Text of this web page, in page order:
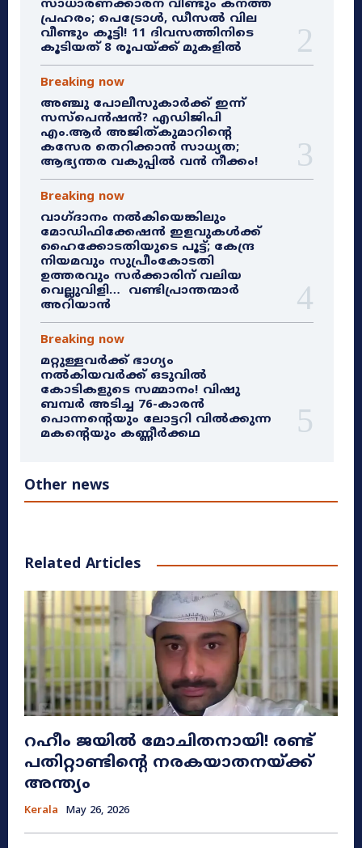
സാധാരണക്കാരന് വീണ്ടും കനത്ത
പ്രഹരം; പെട്രോൾ, ഡീസൽ വില
വീണ്ടും കൂട്ടി! 11 ദിവസത്തിനിടെ
കൂടിയത് 8 രൂപയ്ക്ക് മുകളിൽ
Breaking now
അഞ്ചു പോലീസുകാർക്ക് ഇന്ന്
സസ്‌പെൻഷൻ? എഡിജിപി
എം.ആർ അജിത്കുമാറിൻ്റെ
കസേര തെറിക്കാൻ സാധ്യത;
ആഭ്യന്തര വകുപ്പിൽ വൻ നീക്കം!
Breaking now
വാഗ്ദാനം നൽകിയെങ്കിലും
മോഡിഫിക്കേഷൻ ഇളവുകൾക്ക്
ഹൈക്കോടതിയുടെ പൂട്ട്; കേന്ദ്ര
നിയമവും സുപ്രീംകോടതി
ഉത്തരവും സർക്കാരിന് വലിയ
വെല്ലുവിളി… വണ്ടിപ്രാന്തന്മാർ
അറിയാൻ
Breaking now
മറ്റുള്ളവർക്ക് ഭാഗ്യം
നൽകിയവർക്ക് ഒടുവിൽ
കോടികളുടെ സമ്മാനം! വിഷു
ബമ്പർ അടിച്ച 76-കാരൻ
പൊന്നന്റെയും ലോട്ടറി വിൽക്കുന്ന
മകന്റെയും കണ്ണീർക്കഥ
Other news
Related Articles
റഹീം ജയിൽ മോചിതനായി! രണ്ട്
പതിറ്റാണ്ടിന്റെ നരകയാതനയ്ക്ക്
അന്ത്യം
Kerala May 26, 2026